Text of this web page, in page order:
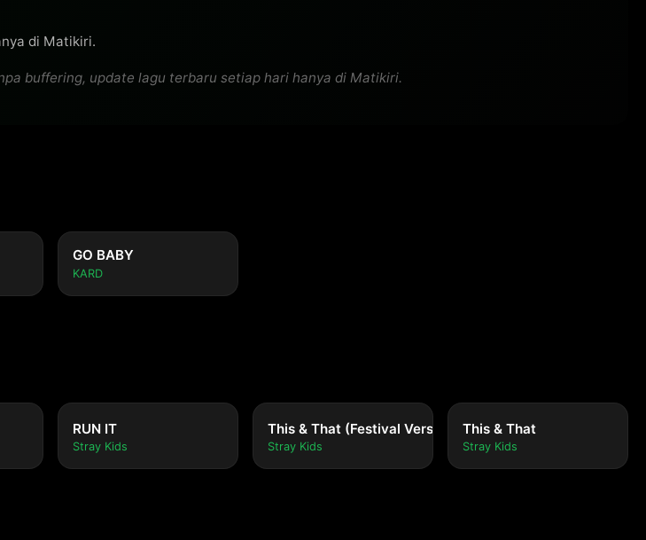
di Matikiri.
buffering, update lagu terbaru setiap hari hanya di Matikiri.
GO BABY
KARD
RUN IT
Stray Kids
This & That (Festival Version)
Stray Kids
This & That
Stray Kids